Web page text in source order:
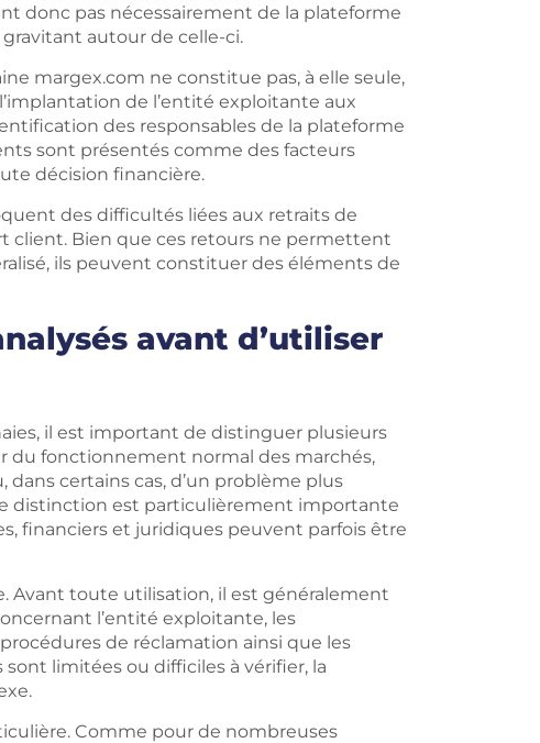
donc pas nécessairement de la plateforme
autour de celle-ci.
margex.com ne constitue pas, à elle seule,
de l’entité exploitante aux
des responsables de la plateforme
sont présentés comme des facteurs
décision financière.
des difficultés liées aux retraits de
client. Bien que ces retours ne permettent
ils peuvent constituer des éléments de
avant d’utiliser
il est important de distinguer plusieurs
du fonctionnement normal des marchés,
certains cas, d’un problème plus
distinction est particulièrement importante
financiers et juridiques peuvent parfois être
Avant toute utilisation, il est généralement
l’entité exploitante, les
de réclamation ainsi que les
limitées ou difficiles à vérifier, la
Comme pour de nombreuses